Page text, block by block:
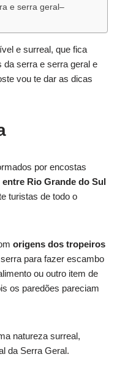
e serra geral–
e surreal, que fica
da serra e serra geral e
vou te dar as dicas
por encostas
entre Rio Grande do Sul
turistas de todo o
origens dos tropeiros
para fazer escambo
ou outro item de
os paredões pareciam
natureza surreal,
da Serra Geral.